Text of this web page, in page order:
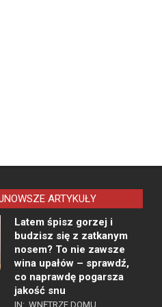
ARTYKUŁY
Latem śpisz gorzej i
budzisz się z zatkanym
nosem? To nie zawsze
wina upałów – sprawdź,
co naprawdę pogarsza
jakość snu
IN: WNĘTRZE DOMU